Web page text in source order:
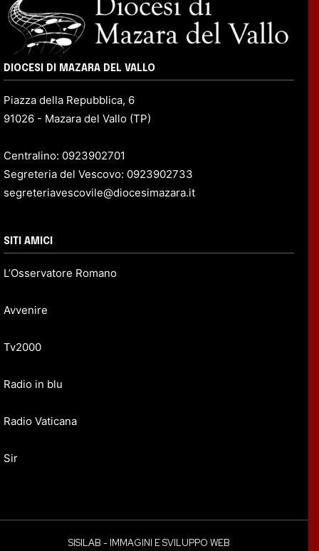
DIOCESI DI MAZARA DEL VALLO
Piazza della Repubblica, 6
91026 - Mazara del Vallo (TP)
Centralino: 0923902701
Segreteria del Vescovo: 0923902733
segreteriavescovile@diocesimazara.it
SITI AMICI
L’Osservatore Romano
Avvenire
Tv2000
Radio in blu
Radio Vaticana
Sir
SISILAB - IMMAGINI E SVILUPPO WEB